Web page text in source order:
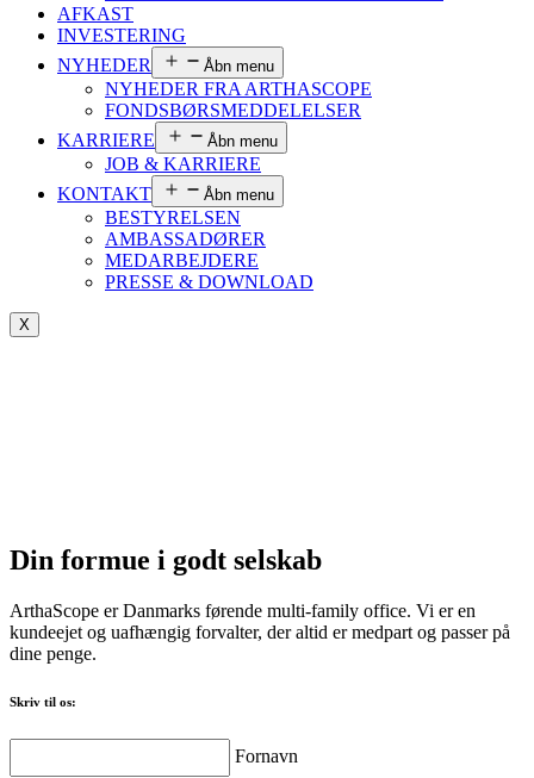
AFKAST
INVESTERING
NYHEDER
Åbn menu
NYHEDER FRA ARTHASCOPE
FONDSBØRSMEDDELELSER
KARRIERE
Åbn menu
JOB & KARRIERE
KONTAKT
Åbn menu
BESTYRELSEN
AMBASSADØRER
MEDARBEJDERE
PRESSE & DOWNLOAD
X
Din formue i godt selskab
ArthaScope er Danmarks førende multi-family office. Vi er en
kundeejet og uafhængig forvalter, der altid er medpart og passer på
dine penge.
Skriv til os:
Fornavn